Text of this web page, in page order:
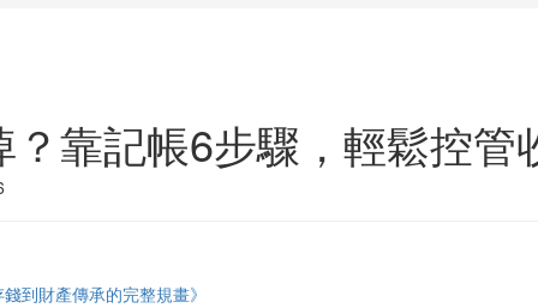
靠記帳6步驟，輕鬆控管
到財產傳承的完整規畫》